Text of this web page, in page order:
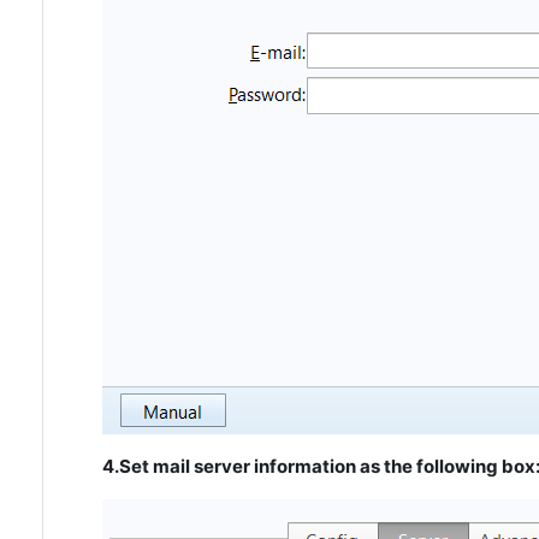
4.Set mail server information as the following box: